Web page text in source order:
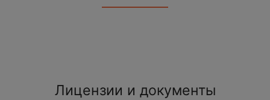
Лицензии и документы